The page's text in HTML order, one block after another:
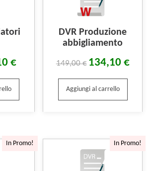
€
DVR Produzione
abbigliamento
149,00€ 134,10 €
Aggiungi al carrello
In Promo! In Promo!